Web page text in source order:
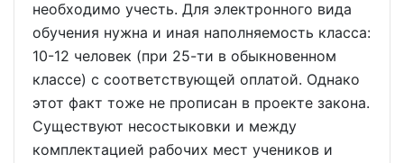
необходимо учесть. Для электронного вида
обучения нужна и иная наполняемость класса:
10-12 человек (при 25-ти в обыкновенном
классе) с соответствующей оплатой. Однако
этот факт тоже не прописан в проекте закона.
Существуют несостыковки и между
комплектацией рабочих мест учеников и